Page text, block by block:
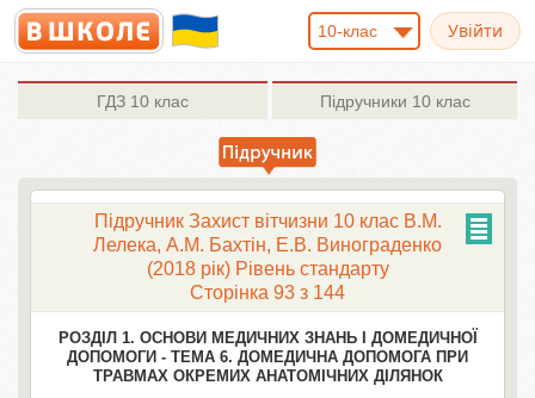
10-клас
ГДЗ 10 клас Підручники 10 клас
Підручник Захист вітчизни 10 клас В.М.
Лелека, А.М. Бахтін, Е.В. Винограденко
(2018 рік) Рівень стандарту
Сторінка 93 з 144
РОЗДІЛ 1. ОСНОВИ МЕДИЧНИХ ЗНАНЬ І ДОМЕДИЧНОЇ
ДОПОМОГИ - ТЕМА 6. ДОМЕДИЧНА ДОПОМОГА ПРИ
ТРАВМАХ ОКРЕМИХ АНАТОМІЧНИХ ДІЛЯНОК